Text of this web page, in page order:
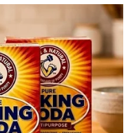
kako osoba
otkriti mnogo o njenom